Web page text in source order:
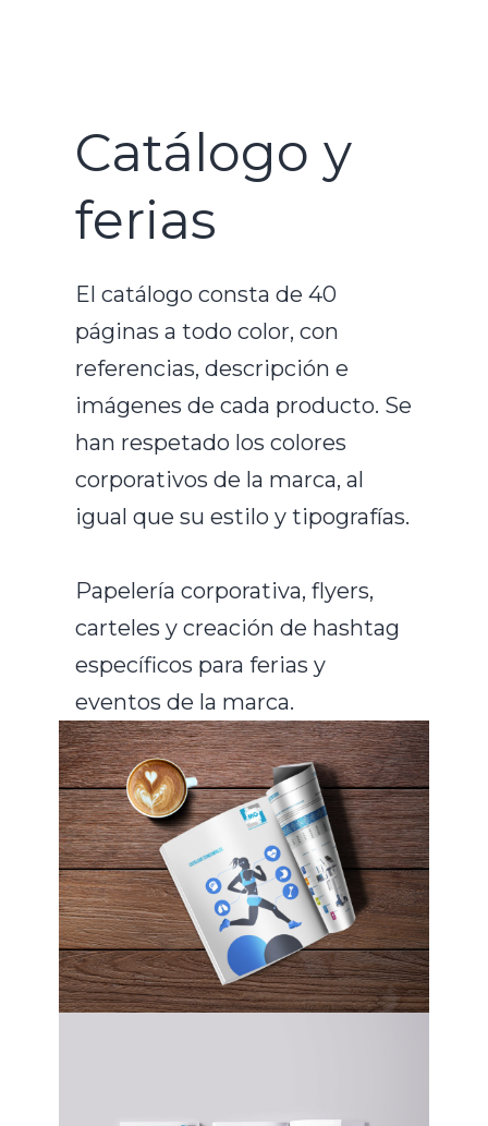
Catálogo y
ferias
El catálogo consta de 40
páginas a todo color, con
referencias, descripción e
imágenes de cada producto. Se
han respetado los colores
corporativos de la marca, al
igual que su estilo y tipografías.
Papelería corporativa, flyers,
carteles y creación de hashtag
específicos para ferias y
eventos de la marca.